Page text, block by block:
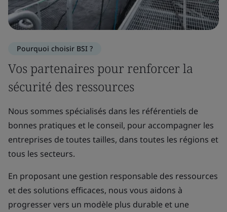
Pourquoi choisir BSI ?
Vos partenaires pour renforcer la
sécurité des ressources
Nous sommes spécialisés dans les référentiels de
bonnes pratiques et le conseil, pour accompagner les
entreprises de toutes tailles, dans toutes les régions et
tous les secteurs.
En proposant une gestion responsable des ressources
et des solutions efficaces, nous vous aidons à
progresser vers un modèle plus durable et une